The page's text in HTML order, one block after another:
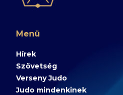
Menü
Hírek
Szövetség
Verseny Judo
Judo mindenkinek